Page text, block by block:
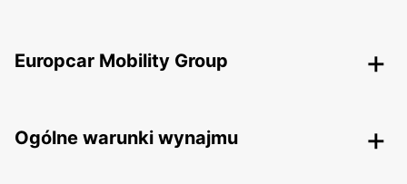
Europcar Mobility Group
Ogólne warunki wynajmu